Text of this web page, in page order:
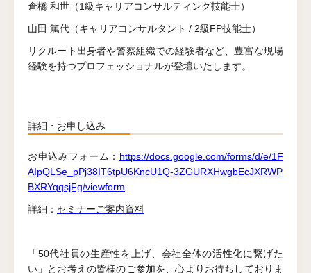
倉橋 和世 （1級キャリアコンサルティング技能士）
山田 篤代 （キャリアコンサルタント / 2級FP技能士）
リクルート出身者や警察組織での経験者など、豊富な現場
経験を持つプロフェッショナルが登壇いたします。
詳細・お申し込み
お申込みフォーム： https://docs.google.com/forms/d/e/1F
AIpQLSe_pPj38IT6tpU6KncU1Q-3ZGURXHwgbEcJXRWP
BXRYqqsjFg/viewform
詳細： セミナーご案内資料
「50代社員の生産性を上げ、会社全体の活性化に繋げた
い」とお考えの皆様のご参加を、心よりお待ちしておりま